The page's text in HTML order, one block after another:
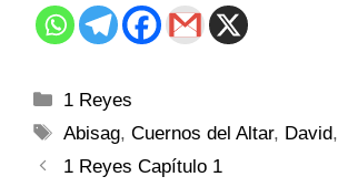
1 Reyes
Abisag,Cuernos del Altar, David,
1 Reyes Capítulo 1